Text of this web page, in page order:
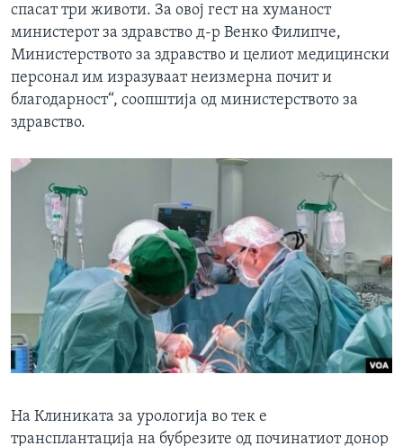
спасат три животи. За овој гест на хуманост
министерот за здравство д-р Венко Филипче,
Министерството за здравство и целиот медицински
персонал им изразуваат неизмерна почит и
благодарност“, соопштија од министерството за
здравство.
На Клиниката за урологија во тек е
трансплантација на бубрезите од починатиот донор